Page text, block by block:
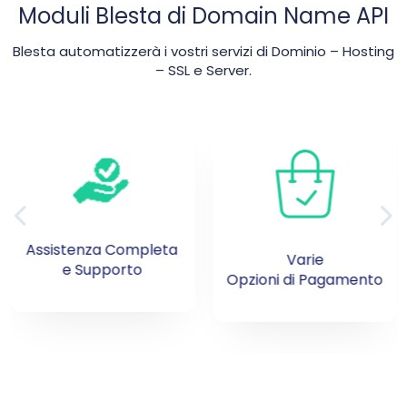
Moduli Blesta di Domain Name API
Blesta automatizzerà i vostri servizi di Dominio – Hosting
– SSL e Server.
Varie
Opzioni di Pagamento
Collegamenti
di Accesso Rapido